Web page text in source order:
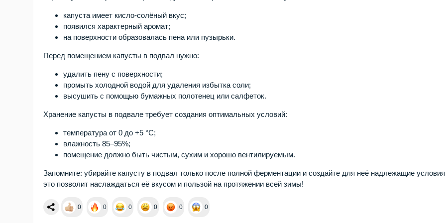
капуста имеет кисло-солёный вкус;
появился характерный аромат;
на поверхности образовалась пена или пузырьки.
Перед помещением капусты в подвал нужно:
удалить пену с поверхности;
промыть холодной водой для удаления избытка соли;
высушить с помощью бумажных полотенец или салфеток.
Хранение капусты в подвале требует создания оптимальных условий:
температура от 0 до +5 °C;
влажность 85–95%;
помещение должно быть чистым, сухим и хорошо вентилируемым.
Запомните: убирайте капусту в подвал только после полной ферментации и создайте для неё надлежащие
это позволит наслаждаться её вкусом и пользой на протяжении всей зимы!
0 0 0 0 0 0